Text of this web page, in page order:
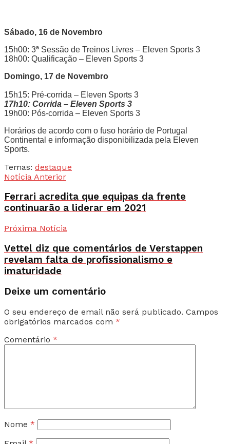
Sábado, 16 de Novembro
15h00: 3ª Sessão de Treinos Livres – Eleven Sports 3
18h00: Qualificação – Eleven Sports 3
Domingo, 17 de Novembro
15h15: Pré-corrida – Eleven Sports 3
17h10: Corrida – Eleven Sports 3
19h00: Pós-corrida – Eleven Sports 3
Horários de acordo com o fuso horário de Portugal
Continental e informação disponibilizada pela Eleven
Sports.
Temas: destaque
Notícia Anterior
Ferrari acredita que equipas da frente
continuarão a liderar em 2021
Próxima Notícia
Vettel diz que comentários de Verstappen
revelam falta de profissionalismo e
imaturidade
Deixe um comentário
O seu endereço de email não será publicado. Campos
obrigatórios marcados com *
Comentário *
Nome *